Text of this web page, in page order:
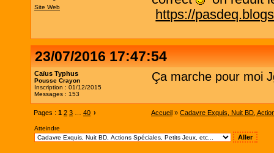
Site Web
https://
23/07/2016 17:47:54
Caïus Typhus
Pousse Crayon
Inscription : 01/12/2015
Messages : 153
Ça marche pour moi
Pages : 1 2 3 … 40 › Accueil » Cadavre Exquis, Nuit BD,
Atteindre